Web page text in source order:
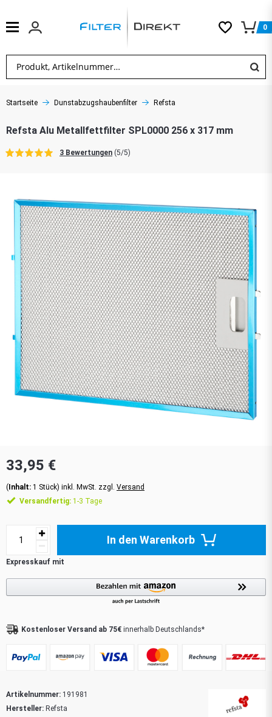
0
Startseite Dunstabzugshaubenfilter Refsta
Refsta Alu Metallfettfilter SPL0000 256 x 317 mm
3 Bewertungen (5/5)
Artikelnummer: 191981
Hersteller: Refsta
33,95 €
(Inhalt: 1 Stück) inkl. MwSt. zzgl. Versand
Versandfertig: 1-3 Tage
In den Warenkorb
Kostenloser Versand ab 75€ innerhalb Deutschlands*